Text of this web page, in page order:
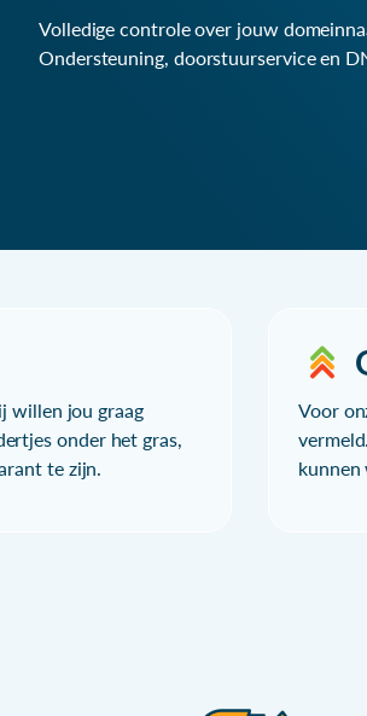
Volledige controle over jouw
Ondersteuning, doorstuurservice en
willen jou graag
onder het gras,
te zijn.
Voor
kunnen